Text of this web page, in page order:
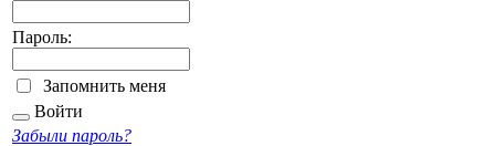
Пароль:
Запомнить меня
Войти
Забыли пароль?